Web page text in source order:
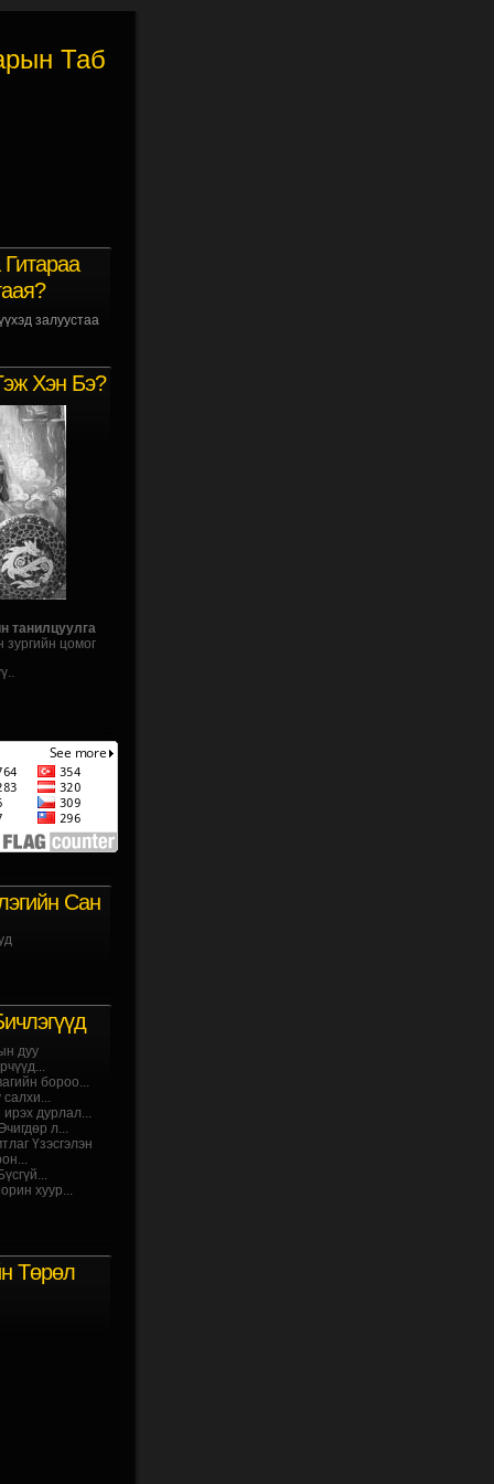
Таб
залуустаа
Хэн Бэ?
танилцуулга
зургийн цомог
Сан
дуу
бороо...
салхи...
дурлал...
л...
Үзэсгэлэн
хуур...
Төрөл